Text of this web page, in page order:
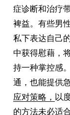
症诊断和治疗
裨益。有些男
私下表达自己
中获得慰藉，
持一种掌控感
通，也能提供
应对策略， 以
的方法未必适